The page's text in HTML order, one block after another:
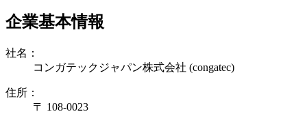
企業基本情報
社名：
コンガテックジャパン株式会社 (congatec)
住所：
〒 108-0023